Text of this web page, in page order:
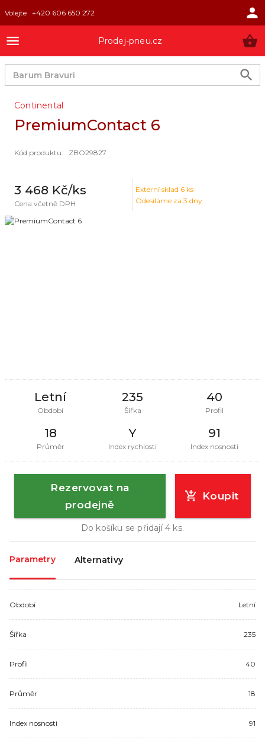
Volejte +420 606 650 272
Prodej-pneu.cz
Continental
PremiumContact 6
Kód produktu: ZBO29827
3 468 Kč/ks
Cena včetně DPH
Externí sklad 6 ks
Odesíláme za 3 dny
Letní
Období
235
Šířka
40
Profil
18
Průměr
Y
Index rychlosti
91
Index nosnosti
Rezervovat na
prodejně
Koupit
Do košíku se přidají4 ks.
Parametry Alternativy
Období Letní
Šířka 235
Profil 40
Průměr 18
Index nosnosti 91